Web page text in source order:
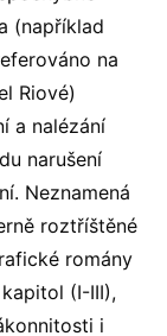
(například
na
Riové)
a nalézání
narušení
Neznamená
roztříštěné
romány
(I-III),
i